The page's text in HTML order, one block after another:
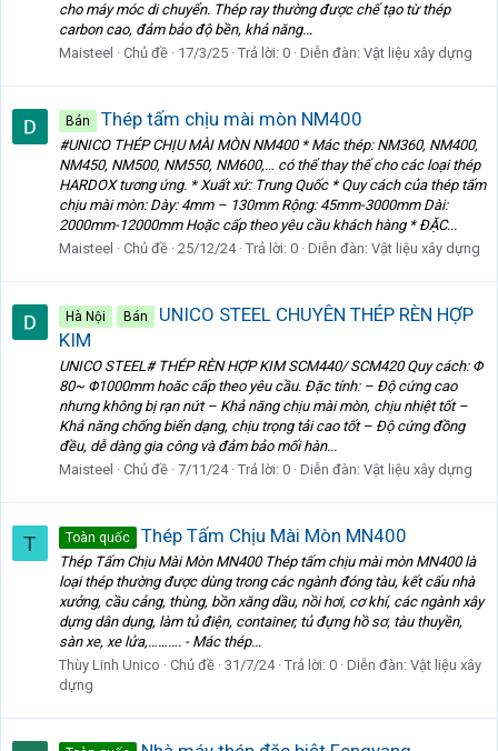
cho máy móc di chuyển. Thép ray thường được chế tạo từ thép
carbon cao, đảm bảo độ bền, khả năng...
Maisteel
Chủ đề 17/3/25 Trả lời: 0 Diễn đàn: Vật liệu xây dựng
Bán Thép tấm chịu mài mòn NM400
#UNICO THÉP CHỊU MÀI MÒN NM400 * Mác thép: NM360, NM400,
NM450, NM500, NM550, NM600,… có thể thay thế cho các loại thép
HARDOX tương ứng. * Xuất xứ: Trung Quốc * Quy cách của thép tấm
chịu mài mòn: Dày: 4mm – 130mm Rộng: 45mm-3000mm Dài:
2000mm-12000mm Hoặc cấp theo yêu cầu khách hàng * ĐẶC...
Maisteel
Chủ đề 25/12/24 Trả lời: 0 Diễn đàn: Vật liệu xây dựng
Hà Nội Bán
UNICO STEEL CHUYÊN THÉP RÈN HỢP
KIM
UNICO STEEL# THÉP RÈN HỢP KIM SCM440/ SCM420 Quy cách: Φ
80~ Φ1000mm hoăc cấp theo yêu cầu. Đặc tính: – Độ cứng cao
nhưng không bị rạn nứt – Khả năng chịu mài mòn, chịu nhiệt tốt –
Khả năng chống biến dạng, chịu trọng tải cao tốt – Độ cứng đồng
đều, dễ dàng gia công và đảm bảo mối hàn...
Maisteel
Chủ đề 7/11/24 Trả lời: 0 Diễn đàn: Vật liệu xây dựng
T Toàn quốc Thép Tấm Chịu Mài Mòn MN400
Thép Tấm Chịu Mài Mòn MN400 Thép tấm chịu mài mòn MN400 là
loại thép thường được dùng trong các ngành đóng tàu, kết cấu nhà
xưởng, cầu cảng, thùng, bồn xăng dầu, nồi hơi, cơ khí, các ngành xây
dựng dân dụng, làm tủ điện, container, tủ đựng hồ sơ, tàu thuyền,
sàn xe, xe lửa,………. - Mác thép...
Thùy Linh Unico
Chủ đề 31/7/24 Trả lời: 0 Diễn đàn: Vật liệu xây
dựng